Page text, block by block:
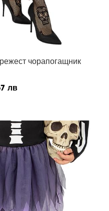
чорапогащник
лв